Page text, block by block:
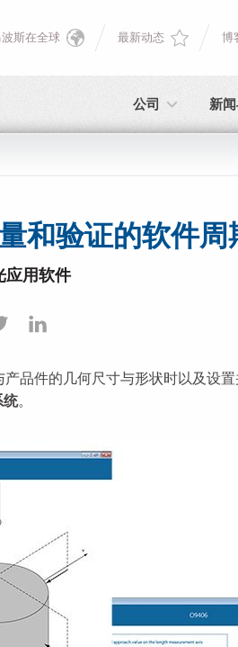
公司 新
斯在全球 最新动态 博
和验证的软件周
应用软件
品件的几何尺寸与形状时以及设
统。
费注册！ 点击此处！